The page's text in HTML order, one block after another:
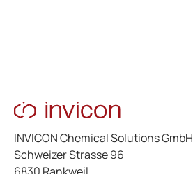
INVICON Chemical Solutions GmbH
Schweizer Strasse 96